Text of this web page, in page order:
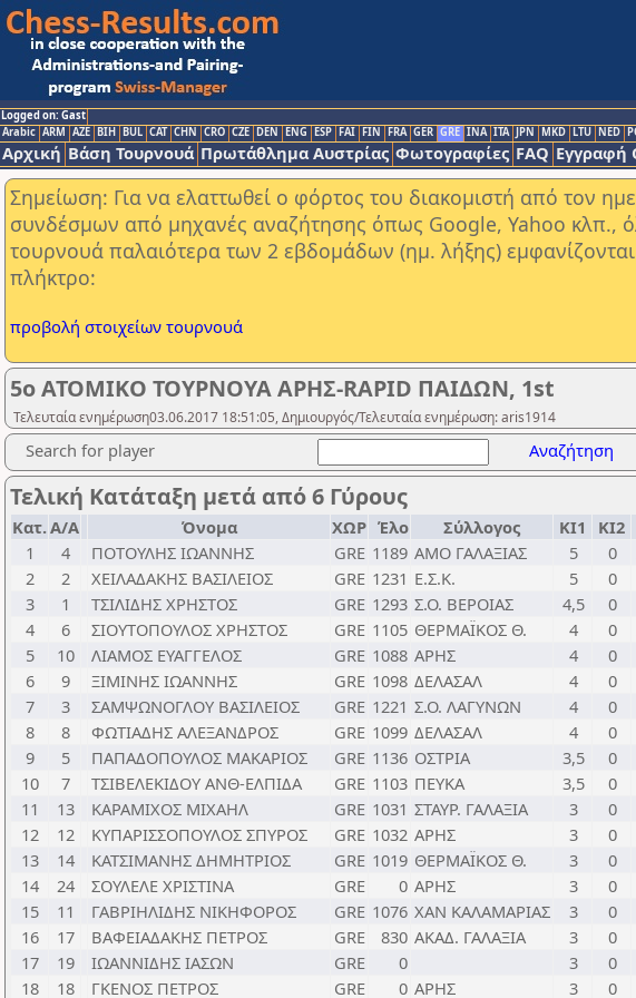
Logged on: Gast
Arabic ARM AZE BIH BUL CAT CHN CRO CZE DEN ENG ESP FAI FIN FRA GER GRE INA ITA JPN MKD LTU NED
Αρχική Βάση Τουρνουά Πρωτάθλημα Αυστρίας Φωτογραφίες FAQ Εγγραφή
Σημείωση: Για να ελαττωθεί ο φόρτος του διακομιστή από τον
συνδέσμων από μηχανές αναζήτησης όπως Google, Yahoo κλπ.,
τουρνουά παλαιότερα των 2 εβδομάδων (ημ. λήξης)
πλήκτρο:
προβολή στοιχείων τουρνουά
5ο ΑΤΟΜΙΚΟ ΤΟΥΡΝΟΥΑ ΑΡΗΣ-RAPID ΠΑΙΔΩΝ, 1st
Τελευταία ενημέρωση03.06.2017 18:51:05, Δημιουργός/Τελευταία ενημέρωση: aris1914
Search for player Αναζήτηση
Τελική Κατάταξη μετά από 6 Γύρους
Κατ.Α/Α Όνομα ΧΩΡ Έλο Σύλλογος ΚΙ1 ΚΙ2
1
4 ΠΟΤΟΥΛΗΣ ΙΩΑΝΝΗΣ GRE 1189 ΑΜΟ ΓΑΛΑΞΙΑΣ 5 0
2
2 ΧΕΙΛΑΔΑΚΗΣ ΒΑΣΙΛΕΙΟΣ GRE 1231 Ε.Σ.Κ. 5 0
3
1 ΤΣΙΛΙΔΗΣ ΧΡΗΣΤΟΣ GRE 1293 Σ.Ο. ΒΕΡΟΙΑΣ 4,5 0
4
6 ΣΙΟΥΤΟΠΟΥΛΟΣ ΧΡΗΣΤΟΣ GRE 1105 ΘΕΡΜΑΪΚΟΣ Θ. 4 0
5
10 ΛΙΑΜΟΣ ΕΥΑΓΓΕΛΟΣ GRE 1088 ΑΡΗΣ 4 0
6
9 ΞΙΜΙΝΗΣ ΙΩΑΝΝΗΣ GRE 1098 ΔΕΛΑΣΑΛ 4 0
7
3 ΣΑΜΨΩΝΟΓΛΟΥ ΒΑΣΙΛEIOΣ GRE 1221 Σ.Ο. ΛΑΓΥΝΩΝ 4 0
8
8 ΦΩΤΙΑΔΗΣ ΑΛΕΞΑΝΔΡΟΣ GRE 1099 ΔΕΛΑΣΑΛ 4 0
9
5 ΠΑΠΑΔΟΠΟΥΛΟΣ ΜΑΚΑΡΙΟΣ GRE 1136 ΟΣΤΡΙΑ 3,5 0
10
7 ΤΣΙΒΕΛΕΚΙΔΟΥ ΑΝΘ-ΕΛΠΙΔΑ GRE 1103 ΠΕΥΚΑ 3,5 0
11
13 ΚΑΡΑΜΙΧΟΣ ΜΙΧΑΗΛ GRE 1031 ΣΤΑΥΡ. ΓΑΛΑΞΙΑ 3 0
12
12 ΚΥΠΑΡΙΣΣΟΠΟΥΛΟΣ ΣΠΥΡΟΣ GRE 1032 ΑΡΗΣ 3 0
13
14 ΚΑΤΣΙΜΑΝΗΣ ΔΗΜΗΤΡΙΟΣ GRE 1019 ΘΕΡΜΑΪΚΟΣ Θ. 3 0
14
24 ΣΟΥΛΕΛΕ ΧΡΙΣΤΙΝΑ GRE 0 ΑΡΗΣ 3 0
15
11 ΓΑΒΡΙΗΛΙΔΗΣ ΝΙΚΗΦΟΡΟΣ GRE 1076 ΧΑΝ ΚΑΛΑΜΑΡΙΑΣ 3 0
16
17 ΒΑΦΕΙΑΔΑΚΗΣ ΠΕΤΡΟΣ GRE 830 ΑΚΑΔ. ΓΑΛΑΞΙΑ 3 0
17
19 ΙΩΑΝΝΙΔΗΣ ΙΑΣΩΝ GRE 0 3 0
18
18 ΓΚΕΝΟΣ ΠΕΤΡΟΣ GRE 0 ΑΡΗΣ 3 0